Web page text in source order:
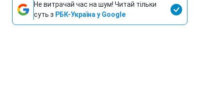
Не витрачай час на шум! Читай тільки
суть з РБК-Україна у Google